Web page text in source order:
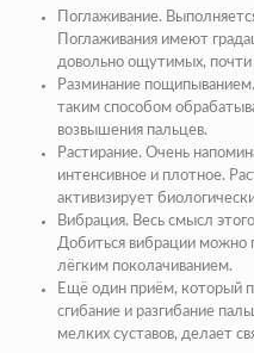
Поглаживание.
Поглаживания имеют
довольно ощутимых, почти
Разминание
таким способом
возвышения пальцев.
Растирание. Очень
интенсивное и плотное.
активизирует
Вибрация. Весь смысл
Добиться вибрации можно
лёгким поколачиванием.
Ещё один приём, который
сгибание и разгибание
мелких суставов, делает